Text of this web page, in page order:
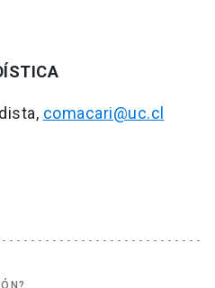
comacari@uc.cl